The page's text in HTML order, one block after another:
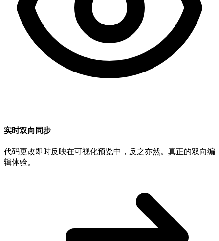
实时双向同步
代码更改即时反映在可视化预览中，反之亦然。真正的双向编
辑体验。